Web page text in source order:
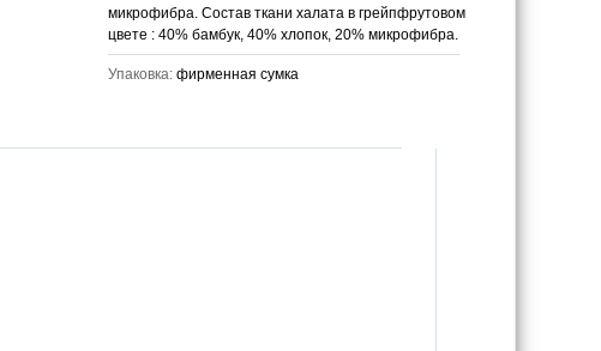
микрофибра. Состав ткани халата в грейпфрутовом
цвете : 40% бамбук, 40% хлопок, 20% микрофибра.
Упаковка: фирменная сумка